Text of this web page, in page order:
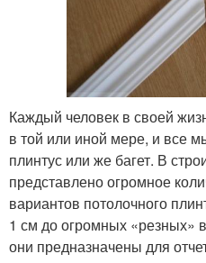
Каждый человек в своей
в той или иной мере, и все
плинтус или же багет. В
представлено огромное
вариантов потолочного
1 см до огромных «резных»
они предназначены для